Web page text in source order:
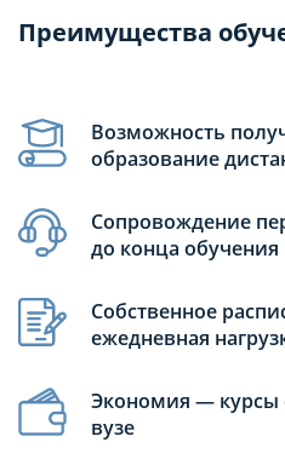
Преимущества
Возможность
образование
Сопровождение
до конца обучения
Собственное
ежедневная
Экономия — курсы
вузе